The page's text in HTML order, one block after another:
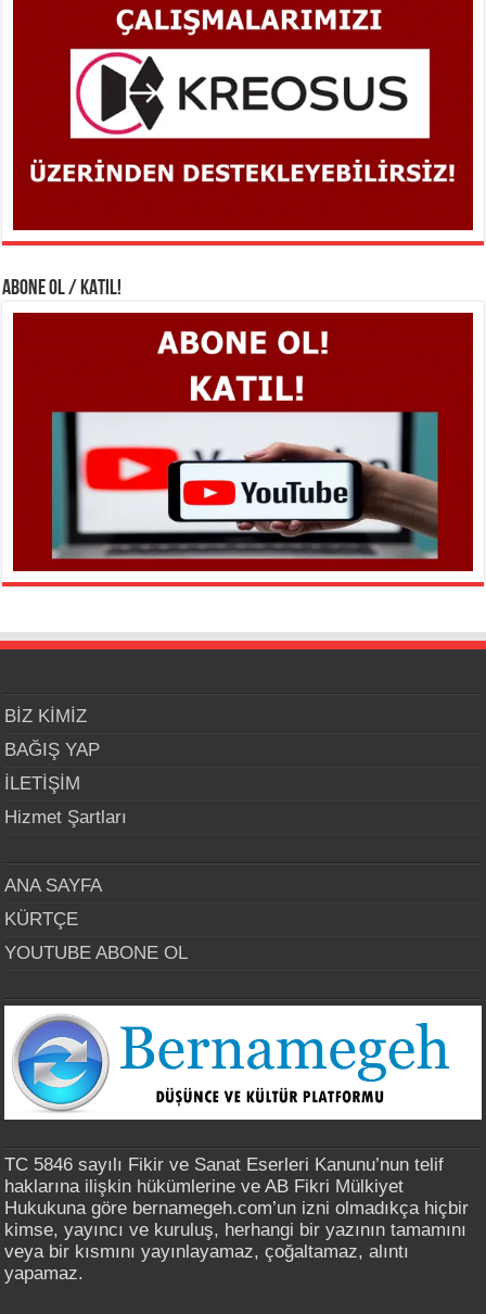
ABONE OL / KATIL!
BİZ KİMİZ
BAĞIŞ YAP
İLETİŞİM
Hizmet Şartları
ANA SAYFA
KÜRTÇE
YOUTUBE ABONE OL
TC 5846 sayılı Fikir ve Sanat Eserleri Kanunu’nun telif
haklarına ilişkin hükümlerine ve AB Fikri Mülkiyet
Hukukuna göre bernamegeh.com’un izni olmadıkça hiçbir
kimse, yayıncı ve kuruluş, herhangi bir yazının tamamını
veya bir kısmını yayınlayamaz, çoğaltamaz, alıntı
yapamaz.